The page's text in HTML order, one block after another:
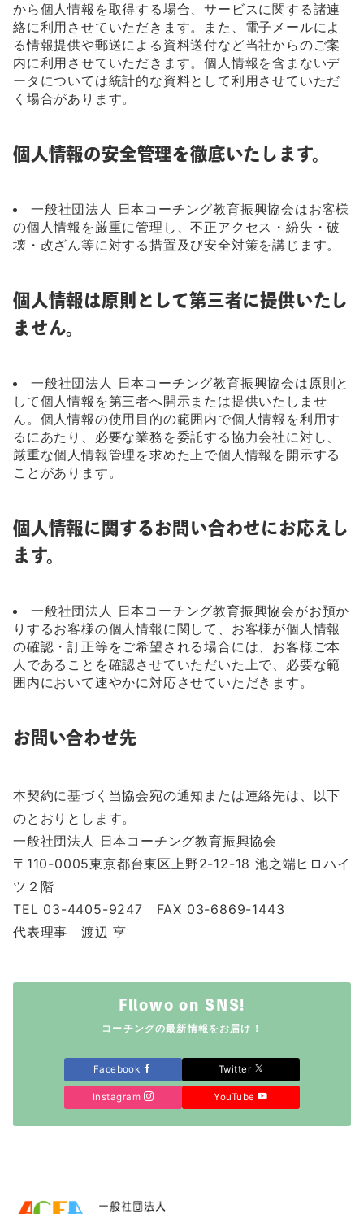
から個人情報を取得する場合、サービスに関する諸連
絡に利用させていただきます。また、電子メールによ
る情報提供や郵送による資料送付など当社からのご案
内に利用させていただきます。個人情報を含まないデ
ータについては統計的な資料として利用させていただ
く場合があります。
個人情報の安全管理を徹底いたします。
一般社団法人 日本コーチング教育振興協会はお客様
の個人情報を厳重に管理し、不正アクセス・紛失・破
壊・改ざん等に対する措置及び安全対策を講じます。
個人情報は原則として第三者に提供いたし
ません。
一般社団法人 日本コーチング教育振興協会は原則と
して個人情報を第三者へ開示または提供いたしませ
ん。個人情報の使用目的の範囲内で個人情報を利用す
るにあたり、必要な業務を委託する協力会社に対し、
厳重な個人情報管理を求めた上で個人情報を開示する
ことがあります。
個人情報に関するお問い合わせにお応えし
ます。
一般社団法人 日本コーチング教育振興協会がお預か
りするお客様の個人情報に関して、お客様が個人情報
の確認・訂正等をご希望される場合には、お客様ご本
人であることを確認させていただいた上で、必要な範
囲内において速やかに対応させていただきます。
お問い合わせ先
本契約に基づく当協会宛の通知または連絡先は、以下
のとおりとします。
一般社団法人 日本コーチング教育振興協会
〒110-0005東京都台東区上野2-12-18 池之端ヒロハイ
ツ２階
TEL 03-4405-9247 FAX 03-6869-1443
代表理事 渡辺 亨
Fllowo on SNS!
コーチングの最新情報をお届け！
Facebook Twitter
Instagram YouTube